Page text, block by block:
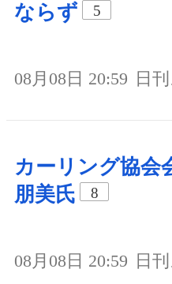
ならず
5
08月08日 20:59 日
カーリング協会
朋美氏
8
08月08日 20:59 日